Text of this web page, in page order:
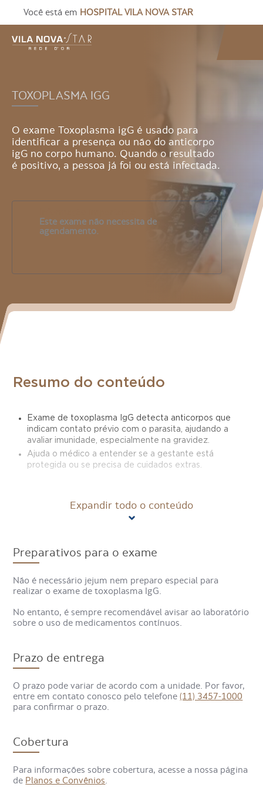
Você está em HOSPITAL VILA NOVA STAR
TOXOPLASMA IGG
O exame Toxoplasma igG é usado para
identificar a presença ou não do anticorpo
igG no corpo humano. Quando o resultado
é positivo, a pessoa já foi ou está infectada.
Este exame não necessita de
agendamento.
Resumo do conteúdo
Exame de toxoplasma IgG detecta anticorpos que
indicam contato prévio com o parasita, ajudando a
avaliar imunidade, especialmente na gravidez.
Ajuda o médico a entender se a gestante está
protegida ou se precisa de cuidados extras.
ajudando a saber se a pessoa já teve contato com o
parasita.
Esse exame, também conhecido como toxoplasmose IgG,
em pessoas com imunidade baixa ou quando há suspeita
de infecção, mesmo sem sintomas claros.
parasita ou ausência de infecção, devendo ser analisados
junto a outros exames, como IgM e teste de avidez, além
Para que serve o exame
sorologia para toxoplasmose, serve para identificar se
houve infecção passada pelo parasita
Expandir todo o conteúdo
Preparativos para o exame
Não é necessário jejum nem preparo especial para
realizar o exame de toxoplasma IgG.
No entanto, é sempre recomendável avisar ao laboratório
sobre o uso de medicamentos contínuos.
Prazo de entrega
O prazo pode variar de acordo com a unidade. Por favor,
entre em contato conosco pelo telefone(11) 3457-1000
para confirmar o prazo.
Cobertura
Para informações sobre cobertura, acesse a nossa página
de Planos e Convênios